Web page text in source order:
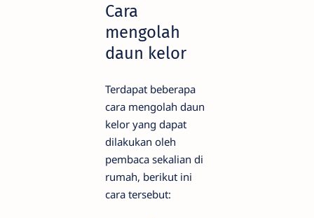
Cara
mengolah
daun kelor
Terdapat beberapa
cara mengolah daun
kelor yang dapat
dilakukan oleh
pembaca sekalian di
rumah, berikut ini
cara tersebut: